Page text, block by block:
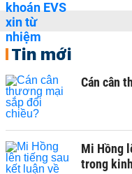
Tin mới
Cán cân
Mi Hồng
trong